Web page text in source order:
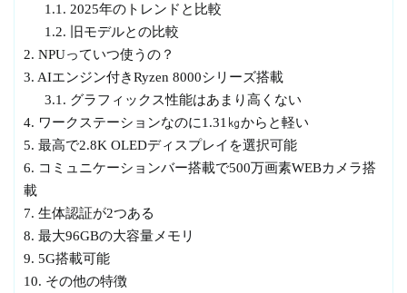
1.1. 2025年のトレンドと比較
1.2. 旧モデルとの比較
2. NPUっていつ使うの？
3. AIエンジン付きRyzen 8000シリーズ搭載
3.1. グラフィックス性能はあまり高くない
4. ワークステーションなのに1.31㎏からと軽い
5. 最高で2.8K OLEDディスプレイを選択可能
6. コミュニケーションバー搭載で500万画素WEBカメラ搭
載
7. 生体認証が2つある
8. 最大96GBの大容量メモリ
9. 5G搭載可能
10. その他の特徴